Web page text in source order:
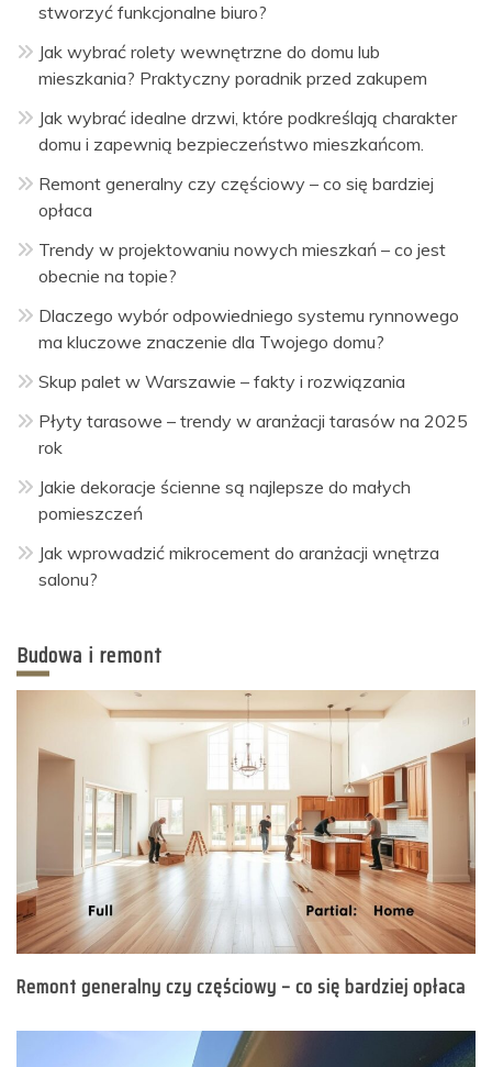
stworzyć funkcjonalne biuro?
Jak wybrać rolety wewnętrzne do domu lub
mieszkania? Praktyczny poradnik przed zakupem
Jak wybrać idealne drzwi, które podkreślają charakter
domu i zapewnią bezpieczeństwo mieszkańcom.
Remont generalny czy częściowy – co się bardziej
opłaca
Trendy w projektowaniu nowych mieszkań – co jest
obecnie na topie?
Dlaczego wybór odpowiedniego systemu rynnowego
ma kluczowe znaczenie dla Twojego domu?
Skup palet w Warszawie – fakty i rozwiązania
Płyty tarasowe – trendy w aranżacji tarasów na 2025
rok
Jakie dekoracje ścienne są najlepsze do małych
pomieszczeń
Jak wprowadzić mikrocement do aranżacji wnętrza
salonu?
Budowa i remont
Remont generalny czy częściowy – co się bardziej opłaca